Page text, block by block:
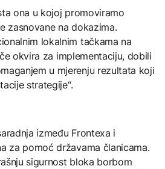
ona u kojoj promoviramo
zasnovane na dokazima.
lokalnim tačkama na
okvira za implementaciju, dobili
u mjerenju rezultata koji
strategije“.
između Frontexa i
za pomoć državama članicama.
sigurnost bloka borbom